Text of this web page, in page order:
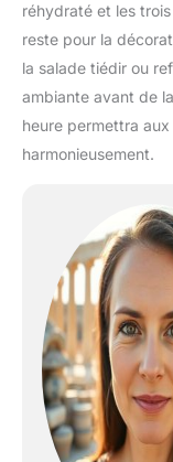
réhydraté et les
reste pour la
la salade tiédir ou
ambiante avant de
heure permettra
harmonieusement.